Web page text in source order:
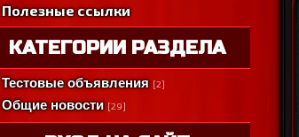
Полезные ссылки
КАТЕГОРИИ РАЗДЕЛА
Тестовые объявления [2]
Общие новости [29]